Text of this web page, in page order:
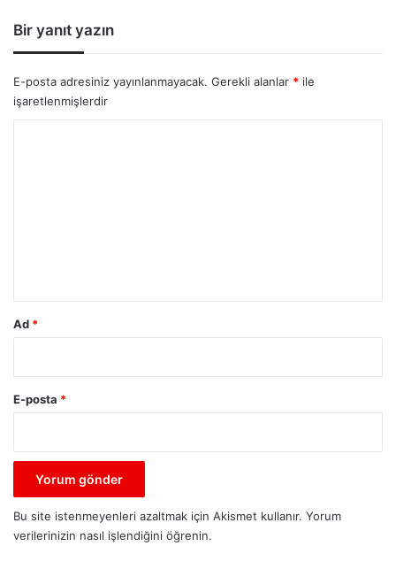
Bir yanıt yazın
E-posta adresiniz yayınlanmayacak. Gerekli alanlar * ile
işaretlenmişlerdir
Ad *
E-posta *
Bu site istenmeyenleri azaltmak için Akismet kullanır. Yorum
verilerinizin nasıl işlendiğini öğrenin.